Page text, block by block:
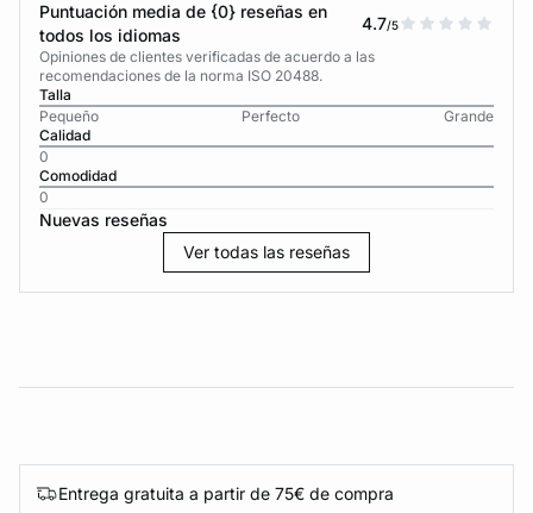
Puntuación media de {0} reseñas en
todos los idiomas
4.7/5
Opiniones de clientes verificadas de acuerdo a las
recomendaciones de la norma ISO 20488.
Talla
Pequeño
Perfecto
Grande
Calidad
0
Comodidad
0
Nuevas reseñas
Ver todas las reseñas
Entrega gratuita a partir de 75€ de compra